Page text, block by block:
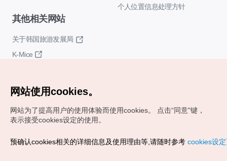
个人位置信息处理方针
其他相关网站
关于韩国旅游发展局
K-Mice
Copyrights (c) 韩国旅游发展局版权所有
网站使用cookies。
网站为了提高用户的使用体验而使用cookies。
点击“同意"键，
表示接受cookies设定的使用。
预确认cookies相关的详细信息及使用理由等,请随时参考 cookies设